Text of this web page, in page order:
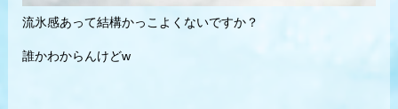
流氷感あって結構かっこよくないですか？
誰かわからんけどw